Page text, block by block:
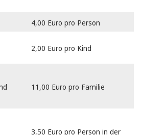
4,00 Euro pro Person
2,00 Euro pro Kind
11,00 Euro pro Familie
3,50 Euro pro Person in der